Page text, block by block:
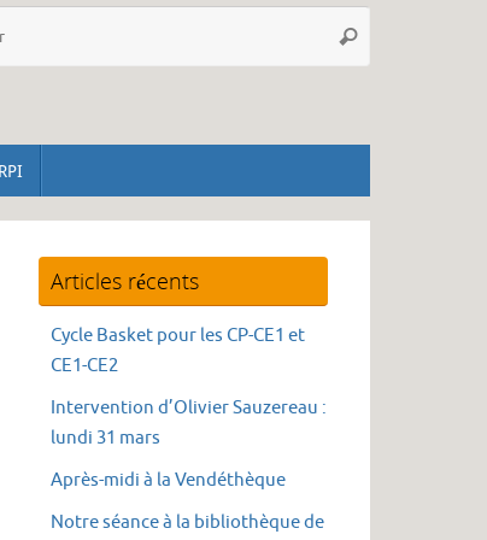
Rechercher
Articles récents
Cycle Basket pour les CP-CE1 et
CE1-CE2
Intervention d’Olivier Sauzereau :
lundi 31 mars
Après-midi à la Vendéthèque
Notre séance à la bibliothèque de